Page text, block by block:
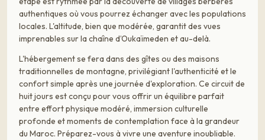
authentiques où vous pourrez échanger avec les populations
locales. L'altitude, bien que modérée, garantit des vues
imprenables sur la chaîne d’Oukaïmeden et au-delà.
L'hébergement se fera dans des gîtes ou des maisons
traditionnelles de montagne, privilégiant l'authenticité et le
confort simple après une journée d'exploration. Ce circuit de
huit jours est conçu pour vous offrir un équilibre parfait
entre effort physique modéré, immersion culturelle
profonde et moments de contemplation face à la grandeur
du Maroc. Préparez-vous à vivre une aventure inoubliable.